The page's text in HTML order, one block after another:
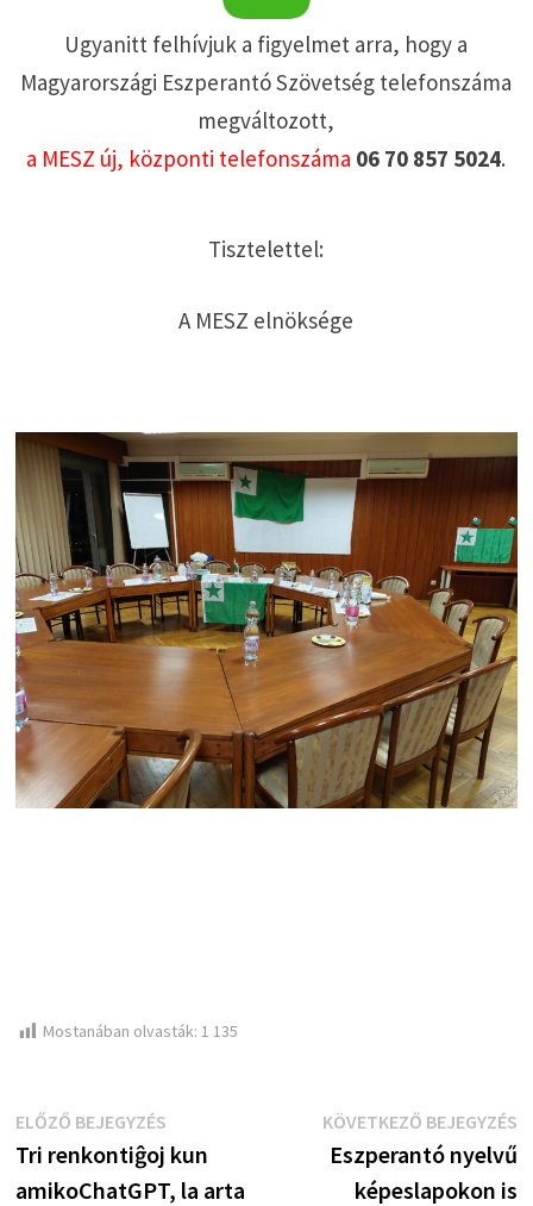
Ugyanitt felhívjuk a figyelmet arra, hogy a
Magyarországi Eszperantó Szövetség telefonszáma
megváltozott,
a MESZ új, központi telefonszáma 06 70 857 5024.
Tisztelettel:
A MESZ elnöksége
Mostanában olvasták: 1 135
Bejegyzés
navigáció
ELŐZŐ BEJEGYZÉSElőző
bejegyzés:
Tri renkontiĝoj kun
amikoChatGPT, la arta
KÖVETKEZŐ BEJEGYZÉS
Eszperantó nyelvű
képeslapokon is